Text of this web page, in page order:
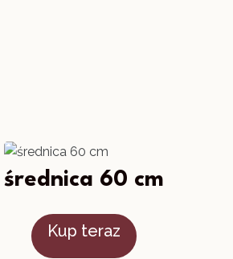
średnica 60 cm
Kup teraz